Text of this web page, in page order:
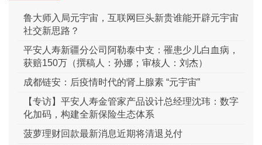
鲁大师入局元宇宙，互联网巨头新贵谁能开辟元宇宙
社交新思路？
平安人寿新疆分公司阿勒泰中支：罹患少儿白血病，
获赔150万（撰稿人：孙娜；审核人：刘杰）
成都链安：后疫情时代的肾上腺素 “元宇宙”
【专访】平安人寿金管家产品设计总经理沈玮：数字
化加码，构建全新保险生态体系
菠萝理财回款最新消息近期将清退兑付